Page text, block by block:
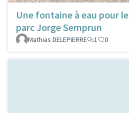
Une fontaine à eau pour le
parc Jorge Semprun
Mathias DELEPIERRE
1 0